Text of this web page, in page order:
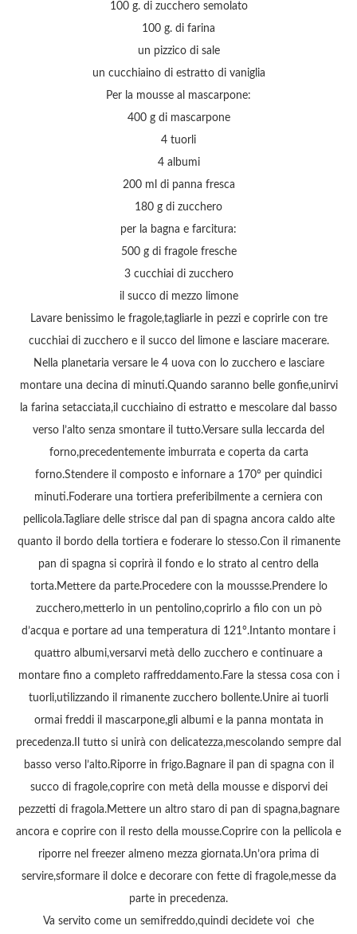
100 g. di zucchero semolato
100 g. di farina
un pizzico di sale
un cucchiaino di estratto di vaniglia
Per la mousse al mascarpone:
400 g di mascarpone
4 tuorli
4 albumi
200 ml di panna fresca
180 g di zucchero
per la bagna e farcitura:
500 g di fragole fresche
3 cucchiai di zucchero
il succo di mezzo limone
Lavare benissimo le fragole,tagliarle in pezzi e coprirle con tre
cucchiai di zucchero e il succo del limone e lasciare macerare.
Nella planetaria versare le 4 uova con lo zucchero e lasciare
montare una decina di minuti.Quando saranno belle gonfie,unirvi
la farina setacciata,il cucchiaino di estratto e mescolare dal basso
verso l’alto senza smontare il tutto.Versare sulla leccarda del
forno,precedentemente imburrata e coperta da carta
forno.Stendere il composto e infornare a 170° per quindici
minuti.Foderare una tortiera preferibilmente a cerniera con
pellicola.Tagliare delle strisce dal pan di spagna ancora caldo alte
quanto il bordo della tortiera e foderare lo stesso.Con il rimanente
pan di spagna si coprirà il fondo e lo strato al centro della
torta.Mettere da parte.Procedere con la moussse.Prendere lo
zucchero,metterlo in un pentolino,coprirlo a filo con un pò
d’acqua e portare ad una temperatura di 121°.Intanto montare i
quattro albumi,versarvi metà dello zucchero e continuare a
montare fino a completo raffreddamento.Fare la stessa cosa con i
tuorli,utilizzando il rimanente zucchero bollente.Unire ai tuorli
ormai freddi il mascarpone,gli albumi e la panna montata in
precedenza.Il tutto si unirà con delicatezza,mescolando sempre dal
basso verso l’alto.Riporre in frigo.Bagnare il pan di spagna con il
succo di fragole,coprire con metà della mousse e disporvi dei
pezzetti di fragola.Mettere un altro staro di pan di spagna,bagnare
ancora e coprire con il resto della mousse.Coprire con la pellicola e
riporre nel freezer almeno mezza giornata.Un’ora prima di
servire,sformare il dolce e decorare con fette di fragole,messe da
parte in precedenza.
Va servito come un semifreddo,quindi decidete voi che